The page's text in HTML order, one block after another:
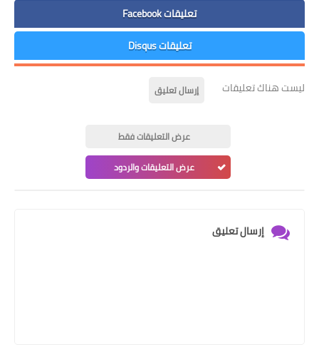
تعليقات Facebook
تعليقات Disqus
ليست هناك تعليقات إرسال تعليق
عرض التعليقات فقط
عرض التعليقات والردود
إرسال تعليق